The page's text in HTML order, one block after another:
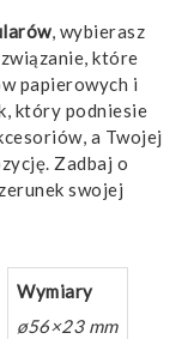
, wybierasz
które
papierowych i
który podniesie
a Twojej
Zadbaj o
swojej
Wymiary
ø56×23 mm